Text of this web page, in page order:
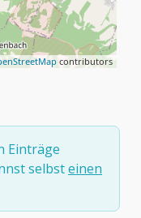
contributors
Einträge
selbsteinen